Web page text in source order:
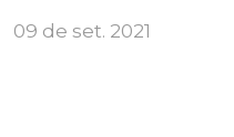
09 de set. 2021